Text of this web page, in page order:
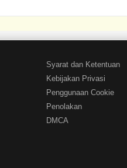
Syarat dan Ketentuan
Kebijakan Privasi
Penggunaan Cookie
Penolakan
DMCA